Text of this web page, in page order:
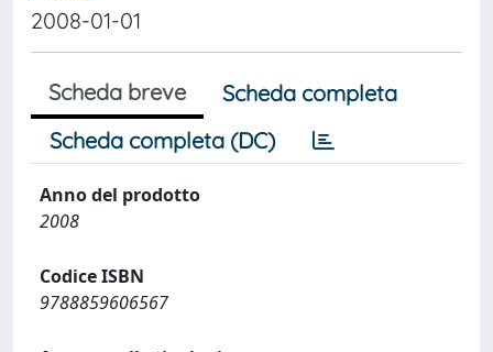
2008-01-01
Scheda breve
Scheda completa
Scheda completa (DC)
Anno del prodotto
2008
Codice ISBN
9788859606567